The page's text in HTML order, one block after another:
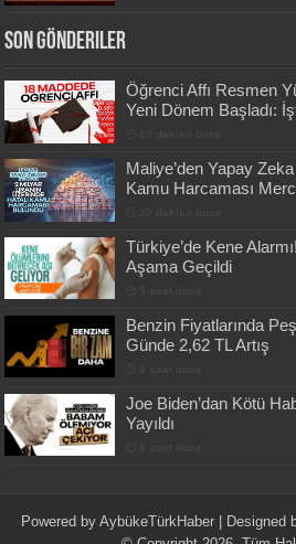
Son Gönderiler
Öğrenci Affı Resmen
Yeni Dönem Başladı:
Maliye’den Yapay
Kamu Harcaması
Türkiye’de Kene
Aşama Geçildi
Benzin Fiyatlarında
Günde 2,62 TL Artış
Joe Biden’dan Kötü
Yayıldı
Powered by AybükeTürkHaber | Designed